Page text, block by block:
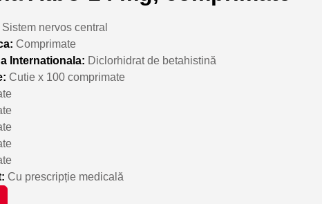
Sistem nervos central
Comprimate
Internationala: Diclorhidrat de betahistină
Cutie x 100 comprimate
Cu prescripție medicală